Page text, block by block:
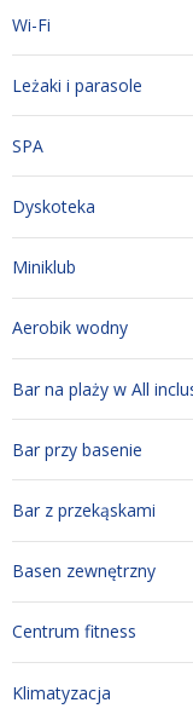
Wi-Fi
Leżaki i parasole
SPA
Dyskoteka
Miniklub
Aerobik wodny
Bar na plaży w All
Bar przy basenie
Bar z przekąskami
Basen zewnętrzny
Centrum fitness
Klimatyzacja